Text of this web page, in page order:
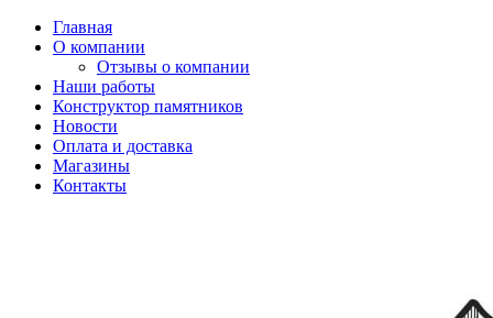
Главная
О компании
Отзывы о компании
Наши работы
Конструктор памятников
Новости
Оплата и доставка
Магазины
Контакты